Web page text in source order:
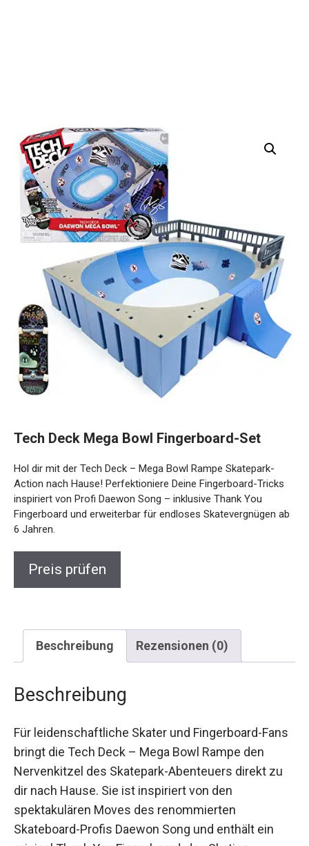
Action nach Hause! Perfektioniere Deine Fingerboard-Tricks
inspiriert von Profi Daewon Song – inklusive Thank You
Fingerboard und erweiterbar für endloses Skatevergnügen
ab 6 Jahren.
Beschreibung Rezensionen (0)
Beschreibung
Fans bringt die Tech Deck – Mega Bowl Rampe
den Nervenkitzel des Skatepark-Abenteuers
direkt zu dir nach Hause. Sie ist inspiriert von den
spektakulären Moves des renommierten
Skateboard-Profis Daewon Song und enthält ein
original Thank You Fingerboard, das Skating-